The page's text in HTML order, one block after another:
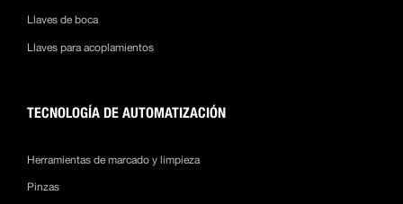
Llaves de boca
Llaves para acoplamientos
TECNOLOGÍA DE AUTOMATIZACIÓN
Herramientas de marcado y limpieza
Pinzas